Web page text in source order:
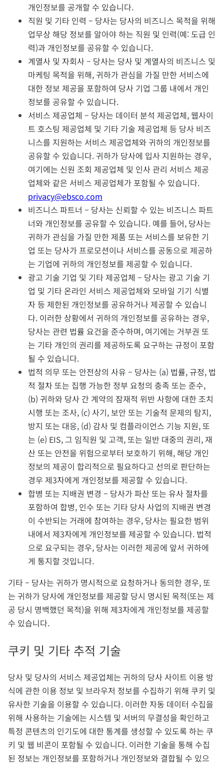
개인정보를 공개할 수 있습니다.
직원 및 기타 인력 – 당사는 당사의 비즈니스 목적을 위해
업무상 해당 정보를 알아야 하는 직원 및 인력(예: 도급 인
력)과 개인정보를 공유할 수 있습니다.
계열사 및 자회사 – 당사는 당사 및 계열사의 비즈니스 및
마케팅 목적을 위해, 귀하가 관심을 가질 만한 서비스에
대한 정보 제공을 포함하여 당사 기업 그룹 내에서 개인
정보를 공유할 수 있습니다.
서비스 제공업체 – 당사는 데이터 분석 제공업체, 웹사이
트 호스팅 제공업체 및 기타 기술 제공업체 등 당사 비즈
니스를 지원하는 서비스 제공업체와 귀하의 개인정보를
공유할 수 있습니다. 귀하가 당사에 입사 지원하는 경우,
여기에는 신원 조회 제공업체 및 인사 관리 서비스 제공
업체와 같은 서비스 제공업체가 포함될 수 있습니다.
privacy@ebsco.com
비즈니스 파트너 – 당사는 신뢰할 수 있는 비즈니스 파트
너와 개인정보를 공유할 수 있습니다. 예를 들어, 당사는
귀하가 관심을 가질 만한 제품 또는 서비스를 보유한 기
업 또는 당사가 프로모션이나 서비스를 공동으로 제공하
는 기업에 귀하의 개인정보를 제공할 수 있습니다.
광고 기술 기업 및 기타 제공업체 – 당사는 광고 기술 기
업 및 기타 온라인 서비스 제공업체와 모바일 기기 식별
자 등 제한된 개인정보를 공유하거나 제공할 수 있습니
다. 이러한 상황에서 귀하의 개인정보를 공유하는 경우,
당사는 관련 법률 요건을 준수하며, 여기에는 거부권 또
는 기타 개인의 권리를 제공하도록 요구하는 규정이 포함
될 수 있습니다.
법적 의무 또는 안전상의 사유 – 당사는 (a) 법률, 규정, 법
적 절차 또는 집행 가능한 정부 요청의 충족 또는 준수,
(b) 귀하와 당사 간 계약의 잠재적 위반 사항에 대한 조치
시행 또는 조사, (c) 사기, 보안 또는 기술적 문제의 탐지,
방지 또는 대응, (d) 감사 및 컴플라이언스 기능 지원, 또
는 (e) EIS, 그 임직원 및 고객, 또는 일반 대중의 권리, 재
산 또는 안전을 위험으로부터 보호하기 위해, 해당 개인
정보의 제공이 합리적으로 필요하다고 선의로 판단하는
경우 제3자에게 개인정보를 제공할 수 있습니다.
합병 또는 지배권 변경 – 당사가 파산 또는 유사 절차를
포함하여 합병, 인수 또는 기타 당사 사업의 지배권 변경
이 수반되는 거래에 참여하는 경우, 당사는 필요한 범위
내에서 제3자에게 개인정보를 제공할 수 있습니다. 법적
으로 요구되는 경우, 당사는 이러한 제공에 앞서 귀하에
게 통지할 것입니다.
기타 – 당사는 귀하가 명시적으로 요청하거나 동의한 경우, 또
는 귀하가 당사에 개인정보를 제공할 당시 명시된 목적(또는 제
공 당시 명백했던 목적)을 위해 제3자에게 개인정보를 제공할
수 있습니다.
쿠키 및 기타 추적 기술
당사 및 당사의 서비스 제공업체는 귀하의 당사 사이트 이용 방
식에 관한 이용 정보 및 브라우저 정보를 수집하기 위해 쿠키 및
유사한 기술을 이용할 수 있습니다. 이러한 자동 데이터 수집을
위해 사용하는 기술에는 시스템 및 서버의 무결성을 확인하고
특정 콘텐츠의 인기도에 대한 통계를 생성할 수 있도록 하는 쿠
키 및 웹 비콘이 포함될 수 있습니다. 이러한 기술을 통해 수집
된 정보는 개인정보를 포함하거나 개인정보와 결합될 수 있으